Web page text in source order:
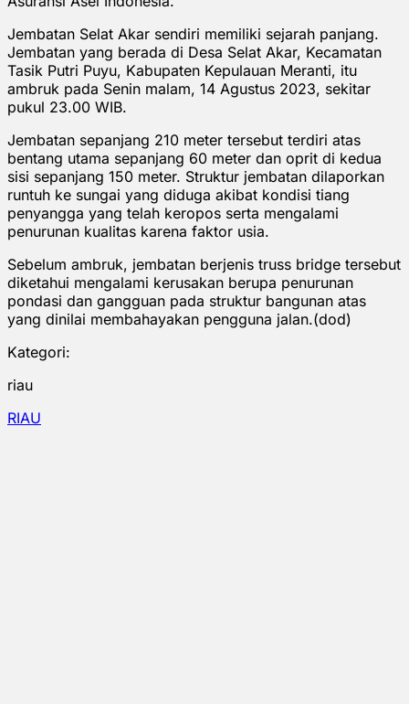
Jembatan Selat Akar sendiri memiliki sejarah panjang.
Jembatan yang berada di Desa Selat Akar, Kecamatan
Tasik Putri Puyu, Kabupaten Kepulauan Meranti, itu
ambruk pada Senin malam, 14 Agustus 2023, sekitar
pukul 23.00 WIB.
Jembatan sepanjang 210 meter tersebut terdiri atas
bentang utama sepanjang 60 meter dan oprit di kedua
sisi sepanjang 150 meter. Struktur jembatan dilaporkan
runtuh ke sungai yang diduga akibat kondisi tiang
penyangga yang telah keropos serta mengalami
penurunan kualitas karena faktor usia.
Sebelum ambruk, jembatan berjenis truss bridge tersebut
diketahui mengalami kerusakan berupa penurunan
pondasi dan gangguan pada struktur bangunan atas
yang dinilai membahayakan pengguna jalan.(dod)
Kategori:
riau
RIAU